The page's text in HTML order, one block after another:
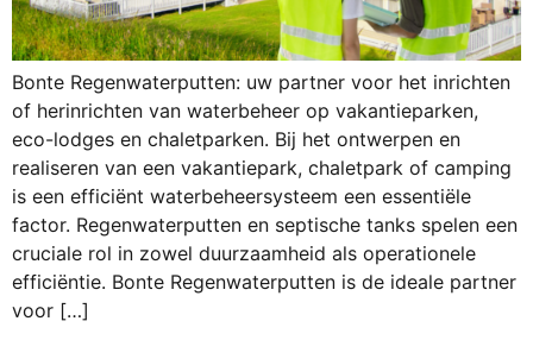
Bonte Regenwaterputten: uw partner voor het inrichten
of herinrichten van waterbeheer op vakantieparken,
eco-lodges en chaletparken. Bij het ontwerpen en
realiseren van een vakantiepark, chaletpark of camping
is een efficiënt waterbeheersysteem een essentiële
factor. Regenwaterputten en septische tanks spelen een
cruciale rol in zowel duurzaamheid als operationele
efficiëntie. Bonte Regenwaterputten is de ideale partner
voor […]